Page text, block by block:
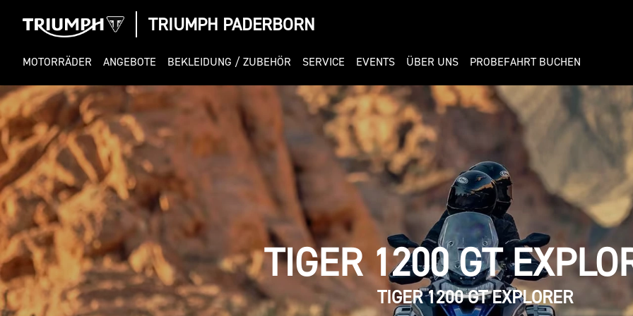
TRIUMPH PADERBORN
MOTORRÄDER ANGEBOTE BEKLEIDUNG / ZUBEHÖR SERVICE EVENTS ÜBER UNS PROBEFAHRT BUCHEN
TIGER 1200 GT
TIGER 1200 GT EXPLORER